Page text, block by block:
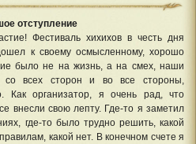
отступление
Фестиваль хихихов в честь дня
к своему осмысленному, хорошо
было не на жизнь, а на смех, наши
всех сторон и во все стороны,
Как организатор, я очень рад, что
внесли свою лепту. Где-то я заметил
где-то было трудно решить, какой
какой нет. В конечном счете я